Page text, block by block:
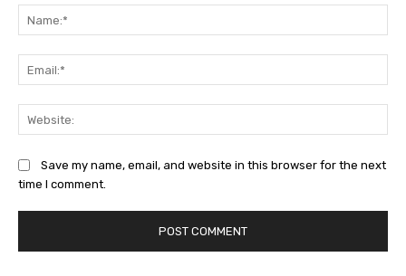
Save my name, email, and website in this browser for the next
time I comment.